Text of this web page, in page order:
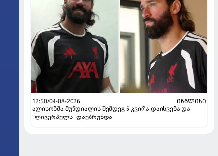
12:50/04-08-2026
ᲘᲜᲒᲚᲘᲡᲘ
ალისონმა მუნდიალის შემდეგ 5 კვირა დაისვენა და
"ლივერპულს" დაუბრუნდა